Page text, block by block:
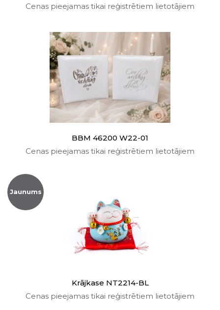
Cenas pieejamas tikai reģistrētiem lietotājiem
BBM 46200 W22-01
Cenas pieejamas tikai reģistrētiem lietotājiem
Jaunums
Krājkase NT2214-BL
Cenas pieejamas tikai reģistrētiem lietotājiem